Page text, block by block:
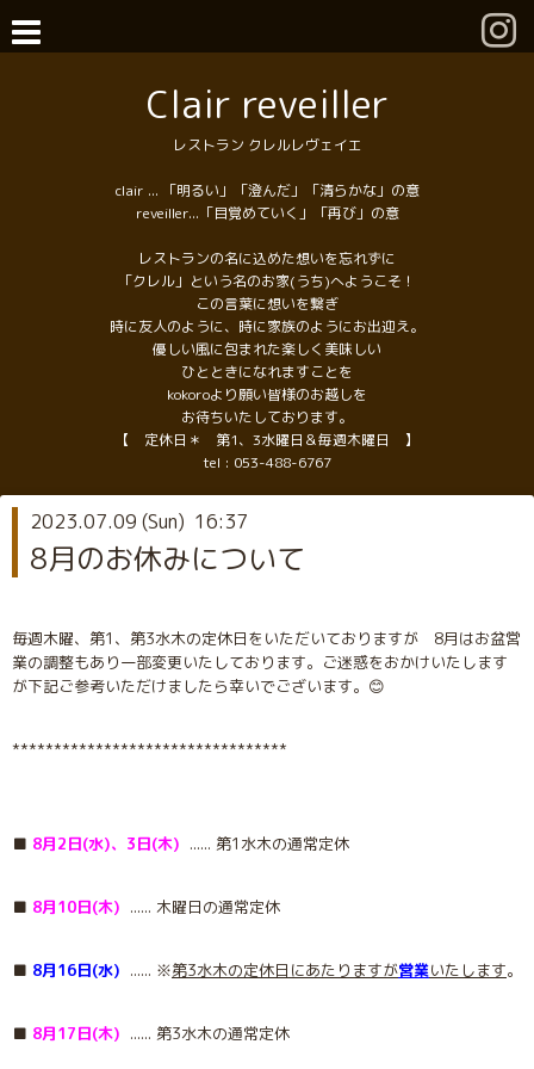
Clair reveiller
レストラン クレルレヴェイエ
clair ... 「明るい」「澄んだ」「清らかな」の意
reveiller...「目覚めていく」「再び」の意
レストランの名に込めた想いを忘れずに
「クレル」という名のお家(うち)へようこそ！
この言葉に想いを繋ぎ
時に友人のように、時に家族のようにお出迎え。
優しい風に包まれた楽しく美味しい
ひとときになれますことを
kokoroより願い皆様のお越しを
お待ちいたしております。
【 定休日＊ 第1、3水曜日＆毎週木曜日 】
tel : 053-488-6767
2023.07.09 (Sun) 16:37
8月のお休みについて
毎週木曜、第1、第3水木の定休日をいただいておりますが 8月はお盆営
業の調整もあり一部変更いたしております。ご迷惑をおかけいたします
が下記ご参考いただけましたら幸いでございます。😊
*********************************
■ 8月2日(水)、3日(木) ...... 第1水木の通常定休
■ 8月10日(木) ...... 木曜日の通常定休
■ 8月16日(水) ...... ※第3水木の定休日にあたりますが営業いたします。
■ 8月17日(木) ...... 第3水木の通常定休